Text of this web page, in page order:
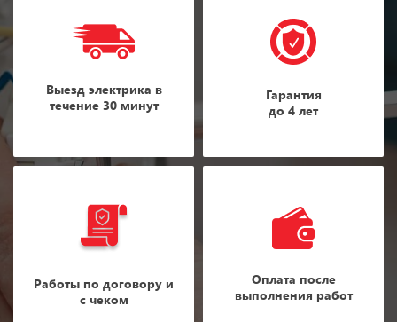
Выезд электрика в
течение 30 минут
Гарантия
до 4 лет
Работы по договору и
с чеком
Оплата после
выполнения работ